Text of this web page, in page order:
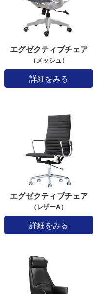
エグゼクティブチェア
（メッシュ）
詳細をみる
エグゼクティブチェア
（レザーA）
詳細をみる